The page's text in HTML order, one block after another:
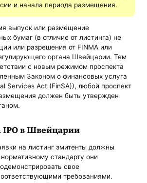
и начала периода размещения.
выпуск или размещение
бумаг (в отличие от листинга) не
или разрешения от FINMA или
органа Швейцарии. Тем
с новым режимом проспекта
Законом о финансовых услуга
Services Act (FinSA)), любой проспект
должен быть утвержден
в Швейцарии
на листинг эмитенты должны
стандарту они
свое
требованиями.